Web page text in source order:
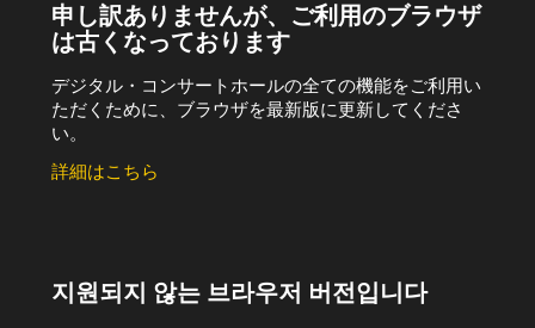
申し訳ありませんが、ご利用のブラウザ
は古くなっております
デジタル・コンサートホールの全ての機能をご利用い
ただくために、ブラウザを最新版に更新してくださ
い。
詳細はこちら
지원되지 않는 브라우저 버전입니다